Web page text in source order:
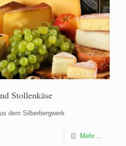
Stollenkäse
dem Silberbergwerk
Mehr ...